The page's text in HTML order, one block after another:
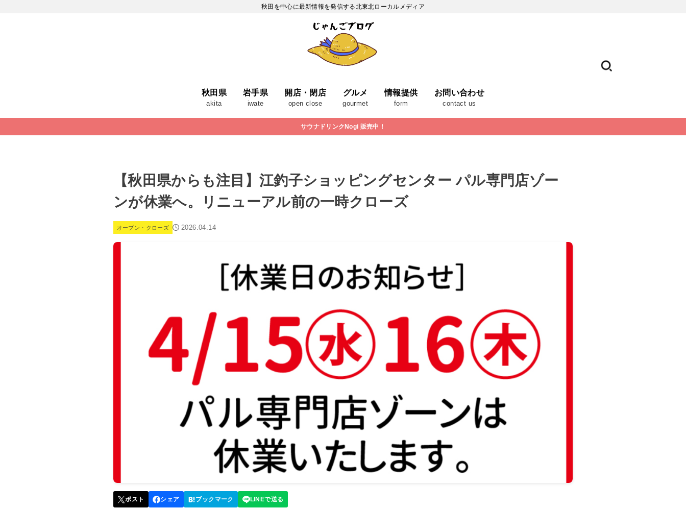
秋田を中心に最新情報を発信する北東北ローカルメディア
秋田県
akita
岩手県
iwate
開店・閉店
open close
グルメ
gourmet
情報提供
form
お問い合わせ
contact us
サウナドリンクNogi 販売中！
【秋田県からも注目】江釣子ショッピングセンター パル専門店ゾー
ンが休業へ。リニューアル前の一時クローズ
オープン・クローズ 2026.04.14